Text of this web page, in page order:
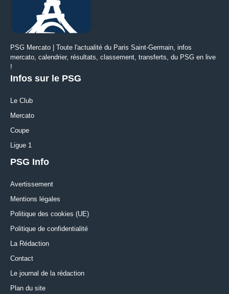
PSG Mercato | Toute l'actualité du Paris Saint-Germain, infos
mercato, calendrier, résultats, classement, transferts, du PSG en live
!
Infos sur le PSG
Le Club
Mercato
Coupe
Ligue 1
PSG Info
Avertissement
Mentions légales
Politique des cookies (UE)
Politique de confidentialité
La Rédaction
Contact
Le journal de la rédaction
Plan du site